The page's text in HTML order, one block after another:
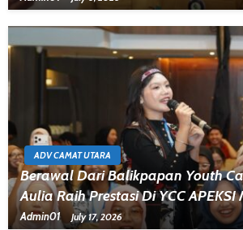
ADV CAMAT UTARA
Berawal Dari Balikpapan Youth
Aulia Raih Prestasi Di YCC
Admin01 July 17, 2026